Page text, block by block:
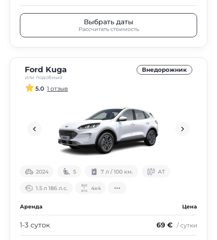
Выбрать даты
Рассчитать стоимость
Ford Kuga
или подобный
Внедорожник
5.0 1 отзыв
2024 5 7 л / 100 км. АТ
1.5 л 186 л.с. 4х4
Аренда Цена
1-3 суток 69 € / сутки